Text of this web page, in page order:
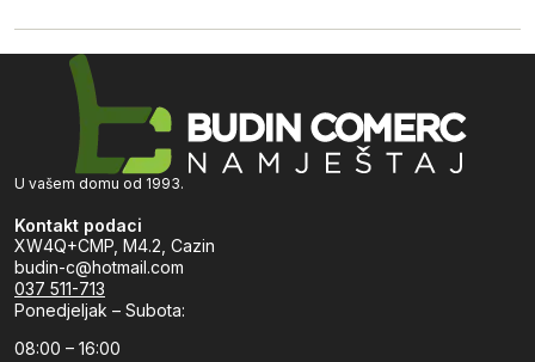
U vašem domu od 1993.
Kontakt podaci
XW4Q+CMP, M4.2, Cazin
budin-c@hotmail.com
037 511-713
Ponedjeljak – Subota:
08:00 – 16:00